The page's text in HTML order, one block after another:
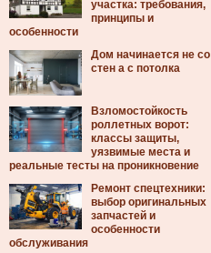
участка: требования,
принципы и
особенности
Дом начинается не со
стен а с потолка
Взломостойкость
роллетных ворот:
классы защиты,
уязвимые места и
реальные тесты на проникновение
Ремонт спецтехники:
выбор оригинальных
запчастей и
особенности
обслуживания